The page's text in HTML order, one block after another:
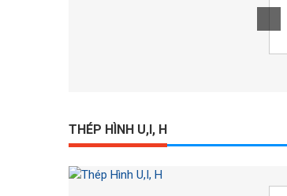
THÉP HÌNH U,I, H